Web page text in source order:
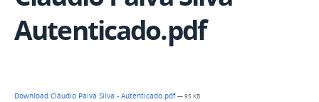
Autenticado.pdf
Download Cláudio Paiva Silva - Autenticado.pdf— 95 KB